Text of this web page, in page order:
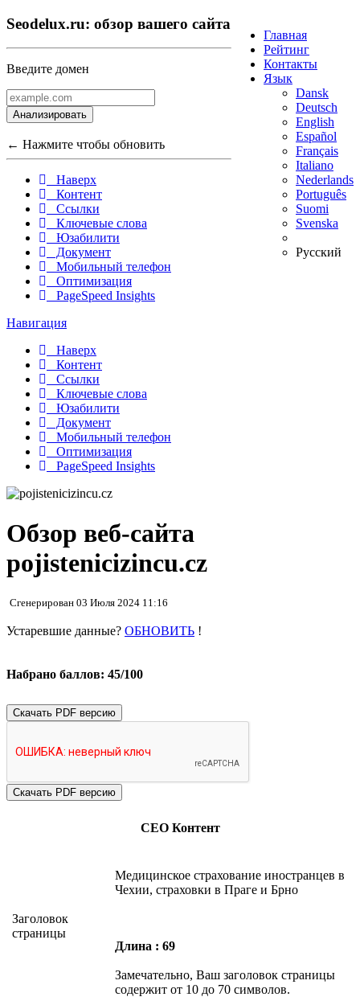
Главная
Рейтинг
Контакты
Язык
Dansk
Deutsch
English
Español
Français
Italiano
Nederlands
Português
Suomi
Svenska
Русский
Seodelux.ru: обзор вашего сайта
Введите домен
Анализировать
← Нажмите чтобы обновить
Наверх
Контент
Ссылки
Ключевые слова
Юзабилити
Документ
Мобильный телефон
Оптимизация
PageSpeed Insights
Навигация
Наверх
Контент
Ссылки
Ключевые слова
Юзабилити
Документ
Мобильный телефон
Оптимизация
PageSpeed Insights
Обзор веб-сайта
pojistenicizincu.cz
Сгенерирован 03 Июля 2024 11:16
Устаревшие данные? ОБНОВИТЬ !
Набрано баллов: 45/100
Скачать PDF версию
СЕО Контент
Заголовок
страницы
Медицинское страхование иностранцев в
Чехии, страховки в Праге и Брно
Длина : 69
Замечательно, Ваш заголовок страницы
содержит от 10 до 70 символов.